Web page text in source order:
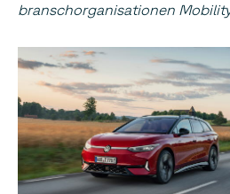
branschorganisationen